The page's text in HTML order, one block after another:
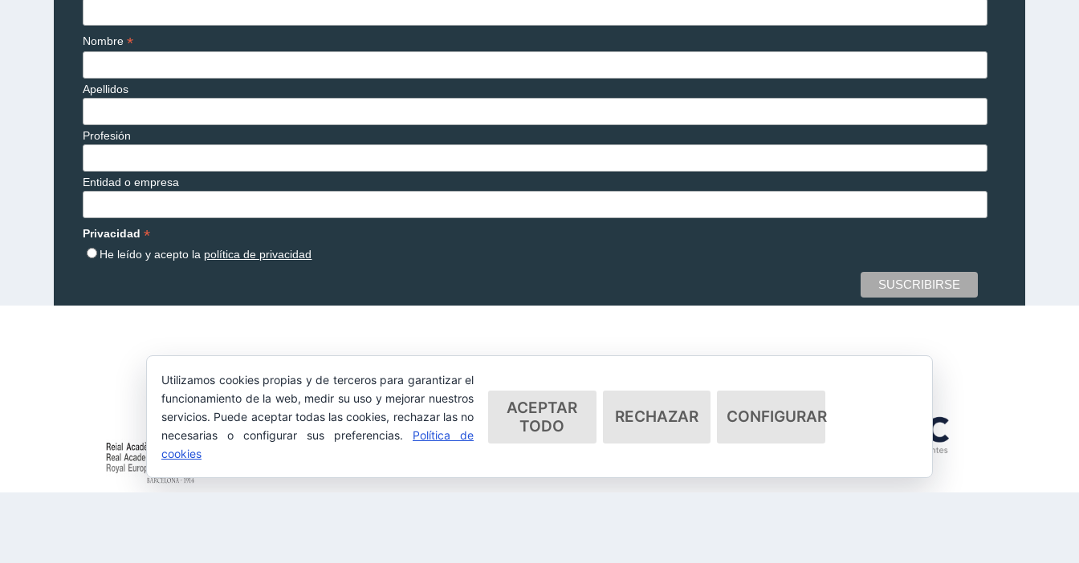
Nombre*
Apellidos
Profesión
Entidad o empresa
Privacidad*
He leído y acepto la política de privacidad
Utilizamos cookies propias y de terceros para garantizar el
funcionamiento de la web, medir su uso y mejorar nuestros
servicios. Puede aceptar todas las cookies, rechazar las no
necesarias o configurar sus preferencias. Política de
cookies
ACEPTAR
TODO
RECHAZAR CONFIGURAR